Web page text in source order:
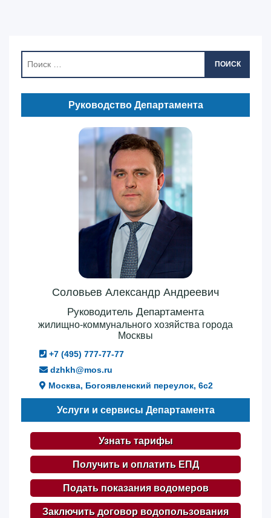
ПОИСК
Руководство Департамента
Соловьев Александр Андреевич
Руководитель Департамента
жилищно-коммунального хозяйства города
Москвы
+7 (495) 777-77-77
dzhkh@mos.ru
Москва, Богоявленский переулок, 6с2
Услуги и сервисы Департамента
Узнать тарифы
Получить и оплатить ЕПД
Подать показания водомеров
Заключить договор водопользования